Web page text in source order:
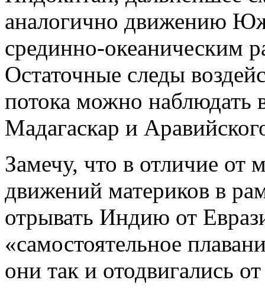
аналогично движению
срединно-океаническим
Остаточные следы
потока можно наблюдать
Мадагаскар и
Замечу, что в отличие от
движений материков в
отрывать Индию от
«самостоятельное
они так и отодвигались